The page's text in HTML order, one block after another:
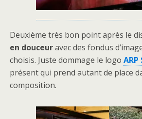
Deuxième très bon point après le
en douceuravec des fondus
choisis. Juste dommage le logo
présent qui prend autant de place
composition.